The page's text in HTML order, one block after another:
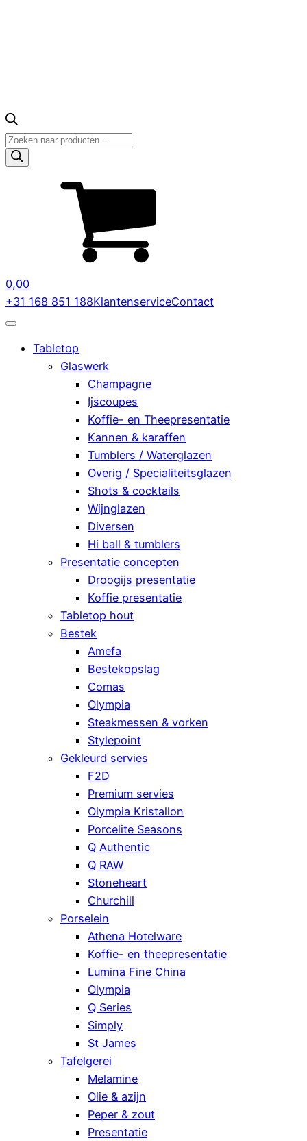
Producten
zoeken
0,00
+31 168 851 188KlantenserviceContact
Tabletop
Glaswerk
Champagne
Ijscoupes
Koffie- en Theepresentatie
Kannen & karaffen
Tumblers / Waterglazen
Overig / Specialiteitsglazen
Shots & cocktails
Wijnglazen
Diversen
Hi ball & tumblers
Presentatie concepten
Droogijs presentatie
Koffie presentatie
Tabletop hout
Bestek
Amefa
Bestekopslag
Comas
Olympia
Steakmessen & vorken
Stylepoint
Gekleurd servies
F2D
Premium servies
Olympia Kristallon
Porcelite Seasons
Q Authentic
Q RAW
Stoneheart
Churchill
Porselein
Athena Hotelware
Koffie- en theepresentatie
Lumina Fine China
Olympia
Q Series
Simply
St James
Tafelgerei
Melamine
Olie & azijn
Peper & zout
Presentatie